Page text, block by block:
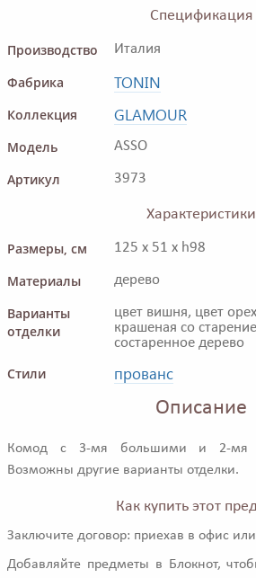
Спецификация
Производство
Италия
Фабрика TONIN
Коллекция GLAMOUR
Модель ASSO
Артикул 3973
Характеристики
Размеры, см
125 x 51 x h98
Материалы дерево
Варианты
отделки
цвет вишня, цвет
крашеная со
состаренное дерево
Стили прованс
Описание
Комод с 3-мя большими и 2-мя
Возможны другие варианты отделки.
Как купить этот
Заключите договор: приехав в офис
Добавляйте предметы в Блокнот,